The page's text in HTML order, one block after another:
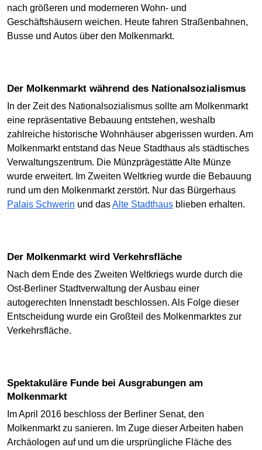
nach größeren und moderneren Wohn- und
Geschäftshäusern weichen. Heute fahren Straßenbahnen,
Busse und Autos über den Molkenmarkt.
Der Molkenmarkt während des Nationalsozialismus
In der Zeit des Nationalsozialismus sollte am Molkenmarkt
eine repräsentative Bebauung entstehen, weshalb
zahlreiche historische Wohnhäuser abgerissen wurden. Am
Molkenmarkt entstand das Neue Stadthaus als städtisches
Verwaltungszentrum. Die Münzprägestätte Alte Münze
wurde erweitert. Im Zweiten Weltkrieg wurde die Bebauung
rund um den Molkenmarkt zerstört. Nur das Bürgerhaus
Palais Schwerin und dasAlte Stadthaus blieben erhalten.
Der Molkenmarkt wird Verkehrsfläche
Nach dem Ende des Zweiten Weltkriegs wurde durch die
Ost-Berliner Stadtverwaltung der Ausbau einer
autogerechten Innenstadt beschlossen. Als Folge dieser
Entscheidung wurde ein Großteil des Molkenmarktes zur
Verkehrsfläche.
Spektakuläre Funde bei Ausgrabungen am
Molkenmarkt
Im April 2016 beschloss der Berliner Senat, den
Molkenmarkt zu sanieren. Im Zuge dieser Arbeiten haben
Archäologen auf und um die ursprüngliche Fläche des